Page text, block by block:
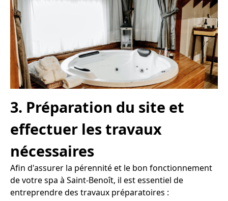
3. Préparation du site et
effectuer les travaux
nécessaires
Afin d'assurer la pérennité et le bon fonctionnement
de votre spa à Saint-Benoît, il est essentiel de
entreprendre des travaux préparatoires :